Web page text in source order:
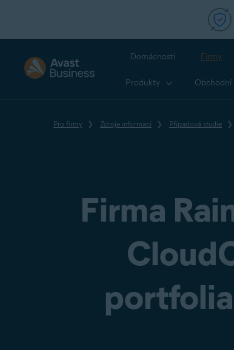
Domácnosti Firmy
Produkty Obchodní
Pro firmy Zdroje informací Případová studie
Firma